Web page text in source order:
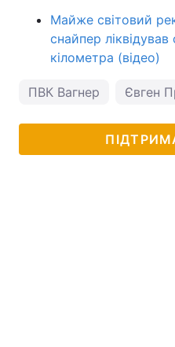
Майже світовий
снайпер ліквідував
кілометра (відео)
ПВК Вагнер Євген